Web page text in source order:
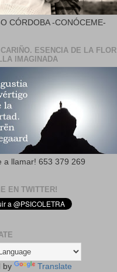
CÓRDOBA -CONÓCEME-
ESENCIA DE LA FLOR
IMAGINADA
a llamar! 653 379 269
EN TWITTER!
by Translate